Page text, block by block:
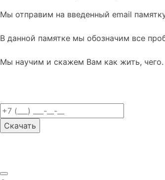
Мы отправим на введенный email
В данной памятке мы обозначим все
Мы научим и скажем Вам как жить, чего.
Скачать